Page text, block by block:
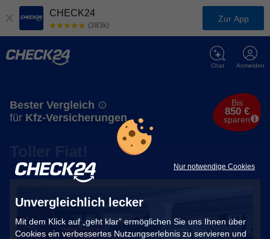
Nur notwendige Cookies
Unvergleichlich lecker
Mit dem Klick auf „geht klar” ermöglichen Sie uns Ihnen über
Cookies ein verbessertes Nutzungserlebnis zu servieren und
CHECK24
(383k)
Zur App
Anmelden
Chat
Bester Vergleich
für Kfz-Versicherungen
Bis
850 €
sparen
Toller Fiat!